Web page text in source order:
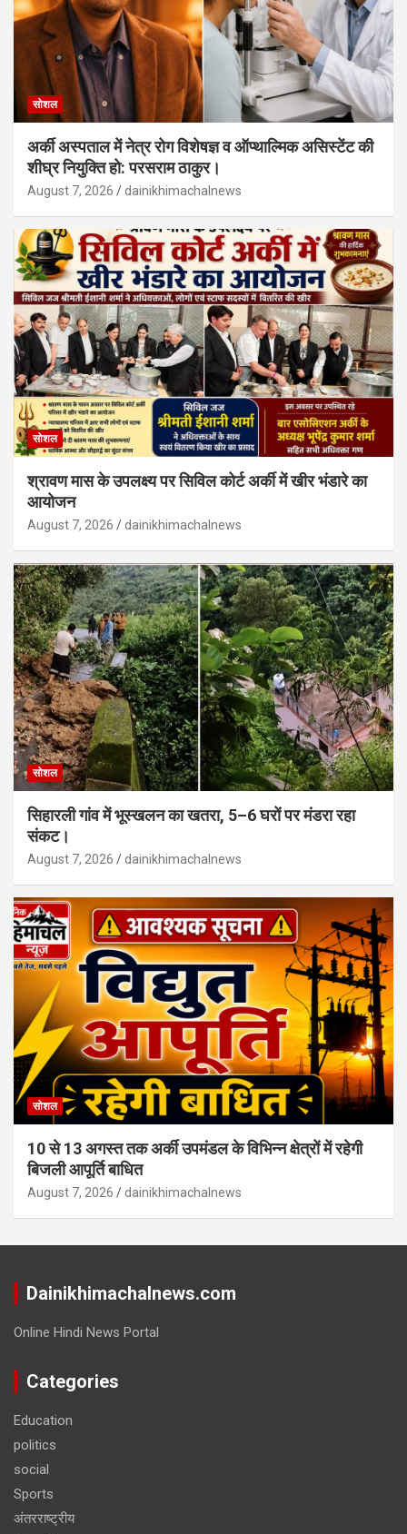
सोशल
अर्की अस्पताल में नेत्र रोग विशेषज्ञ व ऑप्थाल्मिक असिस्टेंट की
शीघ्र नियुक्ति हो: परसराम ठाकुर।
August 7, 2026 dainikhimachalnews
सोशल
श्रावण मास के उपलक्ष्य पर सिविल कोर्ट अर्की में खीर भंडारे का
आयोजन
August 7, 2026 dainikhimachalnews
सोशल
सिहारली गांव में भूस्खलन का खतरा, 5–6 घरों पर मंडरा रहा
संकट।
August 7, 2026 dainikhimachalnews
सोशल
10 से 13 अगस्त तक अर्की उपमंडल के विभिन्न क्षेत्रों में रहेगी
बिजली आपूर्ति बाधित
August 7, 2026 dainikhimachalnews
Dainikhimachalnews.com
Online Hindi News Portal
Categories
Education
politics
social
Sports
अंतरराष्ट्रीय